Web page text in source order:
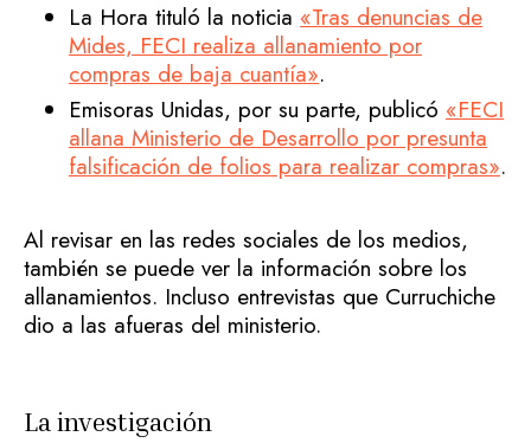
La Hora tituló la noticia «Tras denuncias de
Mides, FECI realiza allanamiento por
compras de baja cuantía».
Emisoras Unidas, por su parte, publicó «FECI
allana Ministerio de Desarrollo por presunta
falsificación de folios para realizar compras».
Al revisar en las redes sociales de los medios,
también se puede ver la información sobre los
allanamientos. Incluso entrevistas que Curruchiche
dio a las afueras del ministerio.
La investigación